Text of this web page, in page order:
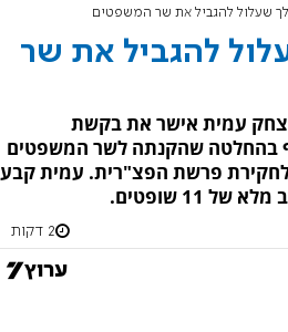
שעלול להגביל את שר המשפטים
להגביל את שר
עמית אישר את בקשת
בהחלטה שהקנתה לשר המשפטים
פרשת הפצ"רית. עמית קבע
11 שופטים.
2 דקות